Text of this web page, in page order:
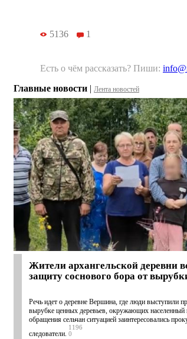
5136 1
Есть о чём рассказать? Пиши:
Главные новости | Лента новостей
Жители архангельской деревни
защиту соснового бора от
Речь идет о деревне Вершина, где люди выступили
вырубке ценных деревьев, окружающих населенный
обращения сельчан ситуацией заинтересовались
следователи.
1196
0